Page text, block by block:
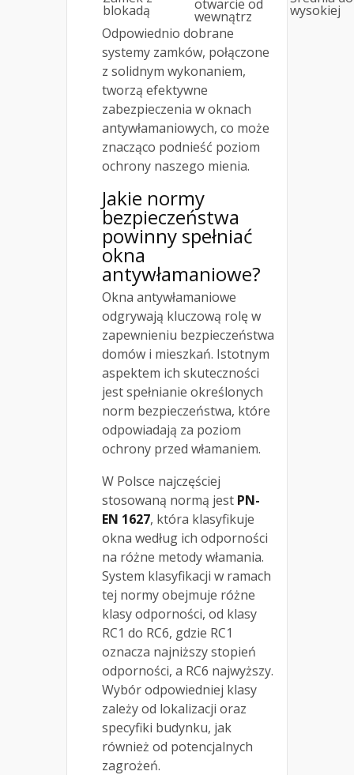
blokadą otwarcie od
wewnątrz
wysokiej
Odpowiednio dobrane
systemy zamków, połączone
z solidnym wykonaniem,
tworzą efektywne
zabezpieczenia w oknach
antywłamaniowych, co może
znacząco podnieść poziom
ochrony naszego mienia.
Jakie normy
bezpieczeństwa
powinny spełniać
okna
antywłamaniowe?
Okna antywłamaniowe
odgrywają kluczową rolę w
zapewnieniu bezpieczeństwa
domów i mieszkań. Istotnym
aspektem ich skuteczności
jest spełnianie określonych
norm bezpieczeństwa, które
odpowiadają za poziom
ochrony przed włamaniem.
W Polsce najczęściej
stosowaną normą jest PN-
EN 1627, która klasyfikuje
okna według ich odporności
na różne metody włamania.
System klasyfikacji w ramach
tej normy obejmuje różne
klasy odporności, od klasy
RC1 do RC6, gdzie RC1
oznacza najniższy stopień
odporności, a RC6 najwyższy.
Wybór odpowiedniej klasy
zależy od lokalizacji oraz
specyfiki budynku, jak
również od potencjalnych
zagrożeń.